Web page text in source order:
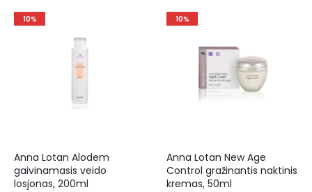
10%
Anna Lotan Alodem
gaivinamasis veido
losjonas, 200ml
10%
Anna Lotan New Age
Control gražinantis naktinis
kremas, 50ml